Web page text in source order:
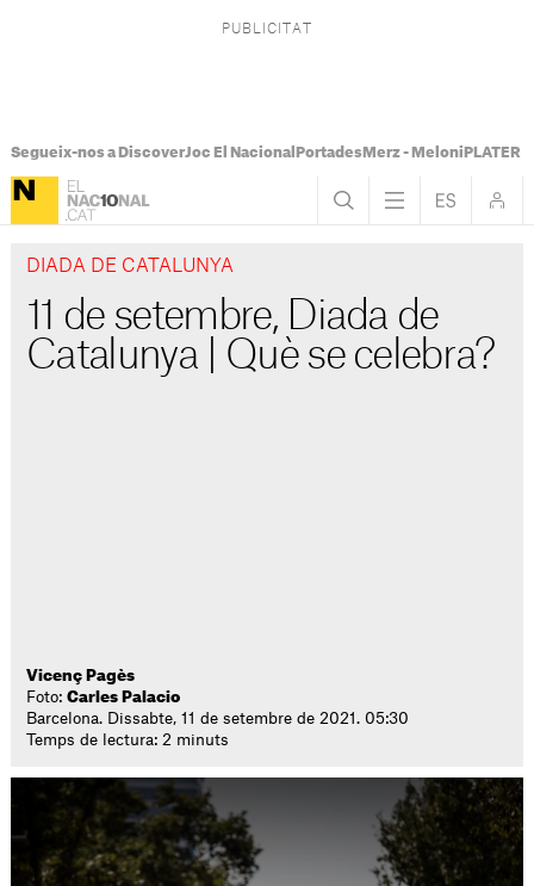
Segueix-nos a DiscoverJoc El Nacional PortadesMerz - Meloni PLATER
DIADA DE CATALUNYA
11 de setembre, Diada de
Catalunya | Què se celebra?
Vicenç Pagès
Foto:Carles Palacio
Barcelona. Dissabte, 11 de setembre de 2021. 05:30
Temps de lectura: 2 minuts